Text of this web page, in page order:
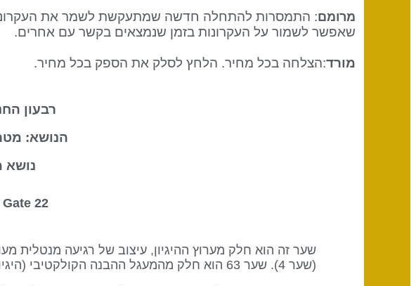
מרומם: התמסרות להתחלה חדשה שמתעקשת לשמר את
שאפשר לשמור על העקרונות בזמן שנמצאים בקשר עם אחרים.
מורד:הצלחה בכל מחיר. הלחץ לסלק את הספק בכל מחיר.
רבעון
הנושא:
נושא
22 Gate 37 <
Gate
(שער 4). שער 63 הוא חלק מהמעגל ההבנה הקולקטיבי (היגיון) עם מילת המפתח "לחלוק".